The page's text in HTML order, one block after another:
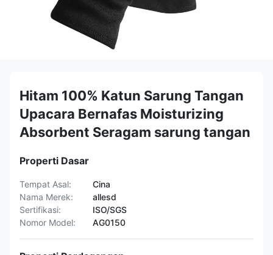
Hitam 100% Katun Sarung Tangan
Upacara Bernafas Moisturizing
Absorbent Seragam sarung tangan
Properti Dasar
Tempat Asal:
Cina
Nama Merek:
allesd
Sertifikasi:
ISO/SGS
Nomor Model:
AG0150